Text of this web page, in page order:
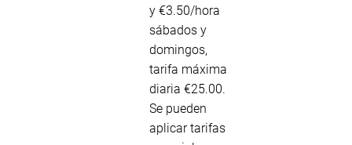
y €3.50/hora
sábados y
domingos,
tarifa máxima
diaria €25.00.
Se pueden
aplicar tarifas